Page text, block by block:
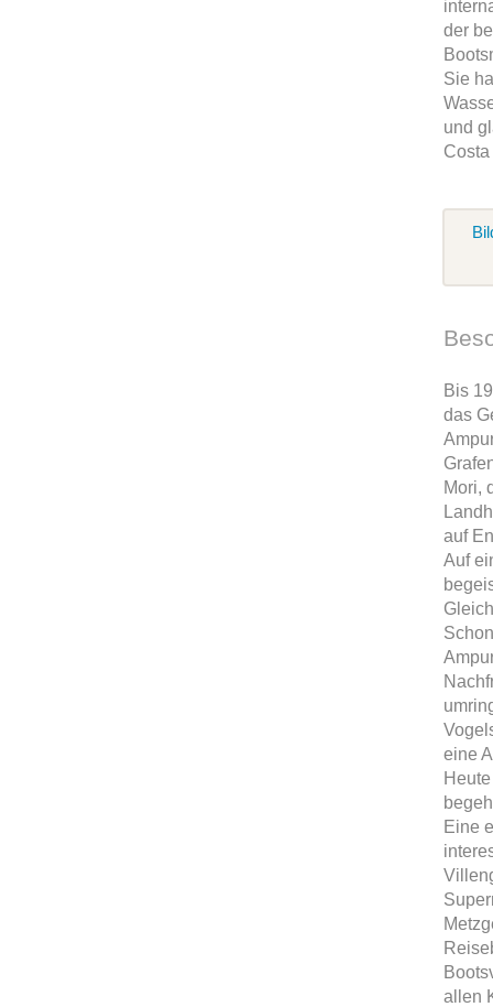
der
Sie
und
Bis
das
Mori,
auf
Auf
eine
Eine
allen